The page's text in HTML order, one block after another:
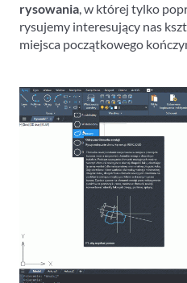
rysowania, w której tylko
rysujemy interesujący nas
miejsca początkowego